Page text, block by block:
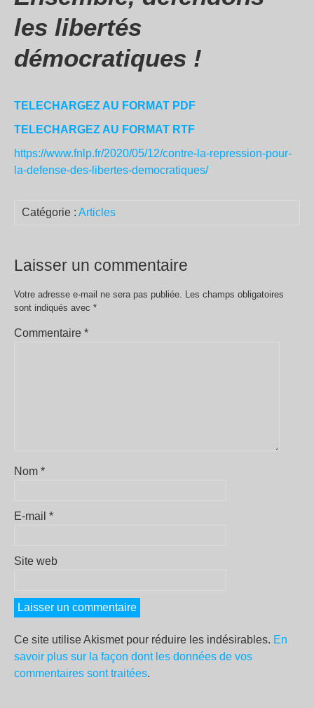
les libertés
démocratiques !
TELECHARGEZ AU FORMAT PDF
TELECHARGEZ AU FORMAT RTF
https://www.fnlp.fr/2020/05/12/contre-la-repression-pour-
la-defense-des-libertes-democratiques/
Catégorie : Articles
Laisser un commentaire
Votre adresse e-mail ne sera pas publiée. Les champs obligatoires
sont indiqués avec *
Commentaire *
Nom *
E-mail *
Site web
Ce site utilise Akismet pour réduire les indésirables. En
savoir plus sur la façon dont les données de vos
commentaires sont traitées.